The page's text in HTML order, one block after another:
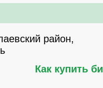
район,
Как купить